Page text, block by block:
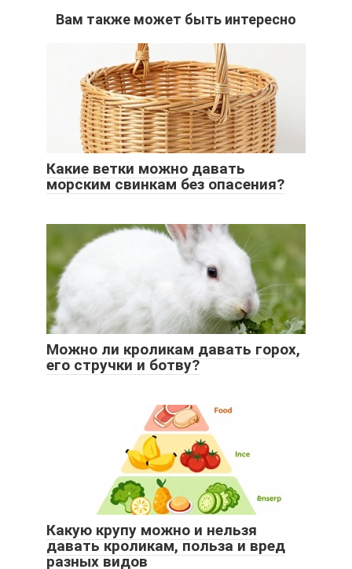
Вам также может быть интересно
Какие ветки можно давать
морским свинкам без опасения?
Можно ли кроликам давать горох,
его стручки и ботву?
Какую крупу можно и нельзя
давать кроликам, польза и вред
разных видов